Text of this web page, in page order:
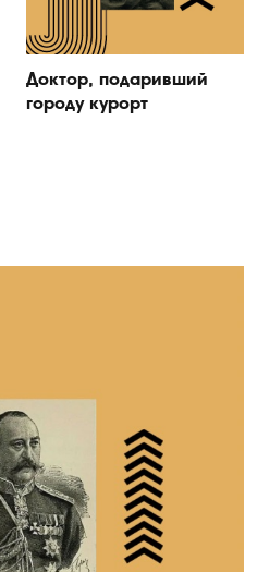
Доктор, подаривший
городу курорт